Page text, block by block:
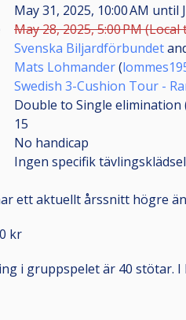
May 31, 2025, 10:00 AM until
May 28, 2025, 5:00 PM (Local
Svenska Biljardförbundet
Mats Lohmander(
Swedish 3-Cushion Tour -
Double to Single elimination
15
No handicap
Ingen specifik
ett aktuellt årssnitt högre
kr
i gruppspelet är 40 stötar.